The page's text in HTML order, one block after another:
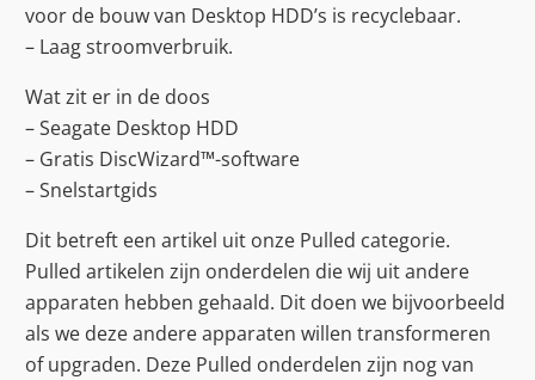
voor de bouw van Desktop HDD’s is recyclebaar.
– Laag stroomverbruik.
Wat zit er in de doos
– Seagate Desktop HDD
– Gratis DiscWizard™-software
– Snelstartgids
Dit betreft een artikel uit onze Pulled categorie.
Pulled artikelen zijn onderdelen die wij uit andere
apparaten hebben gehaald. Dit doen we bijvoorbeeld
als we deze andere apparaten willen transformeren
of upgraden. Deze Pulled onderdelen zijn nog van